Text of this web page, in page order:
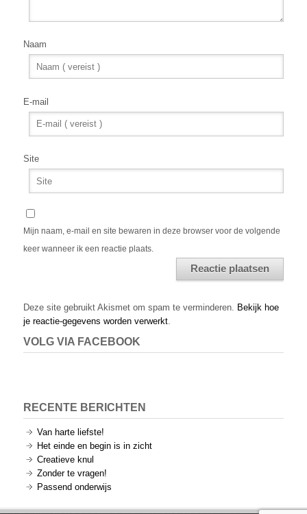
Naam
E-mail
Site
Mijn naam, e-mail en site bewaren in deze browser voor de volgende
keer wanneer ik een reactie plaats.
Deze site gebruikt Akismet om spam te verminderen. Bekijk hoe
je reactie-gegevens worden verwerkt
VOLG VIA FACEBOOK
RECENTE BERICHTEN
Van harte liefste!
Het einde en begin is in zicht
Creatieve knul
Zonder te vragen!
Passend onderwijs